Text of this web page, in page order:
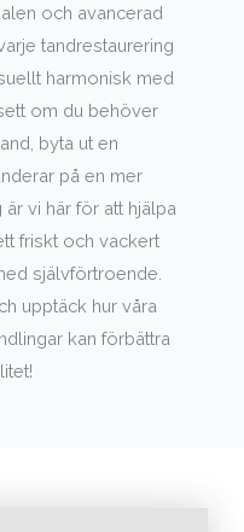
och avancerad
tandrestaurering
harmonisk med
om du behöver
byta ut en
på en mer
vi här för att hjälpa
friskt och vackert
självförtroende.
upptäck hur våra
kan förbättra